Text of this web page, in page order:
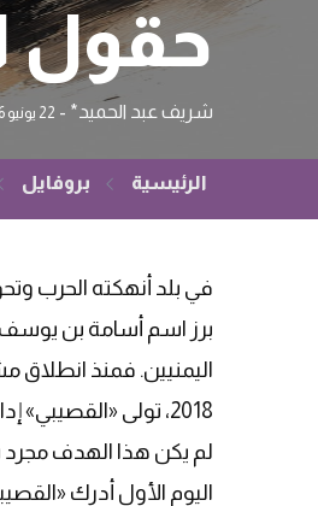
حقول
شريف عبد الحميد* - 22 يونيو 2026
الرئيسية بروفايل
في بلد أنهكته الحرب
برز اسم أسامة بن يوسف
اليمنيين. فمنذ انطلاق
2018، تولى «القصيبي» إدارة المشروع واضعاً أمامه هدفاً واضحاً وهو، «يمن خالٍ من الألغام».
لم يكن هذا الهدف مجرد
اليوم الأول أدرك